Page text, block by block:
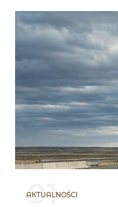
01
AKTUALNOŚCI